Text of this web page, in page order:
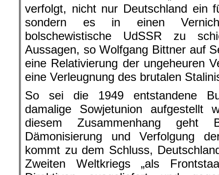
verfolgt, nicht nur Deutschland ein
sondern es in einen
bolschewistische UdSSR zu
Aussagen, so Wolfgang Bittner auf
eine Relativierung der ungeheuren
eine Verleugnung des brutalen
So sei die 1949 entstandene
damalige Sowjetunion
diesem Zusammenhang
Dämonisierung und Verfolgung
kommt zu dem Schluss,
Zweiten Weltkriegs „als